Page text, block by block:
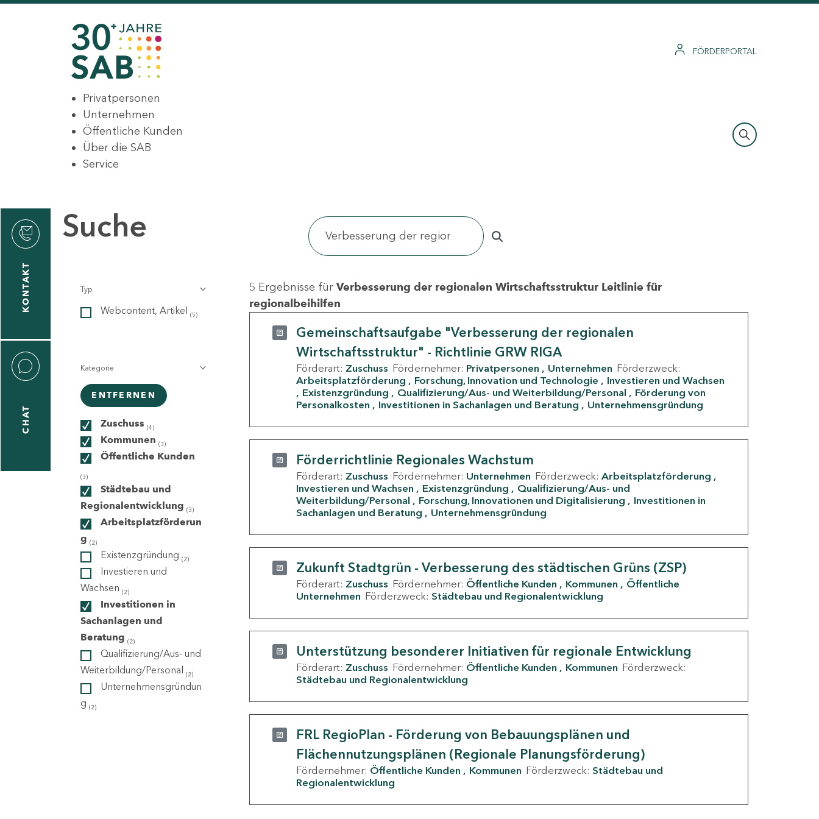
FÖRDERPORTAL
Privatpersonen
Unternehmen
Öffentliche Kunden
Über die SAB
Service
KONTAKT
CHAT
Suche
Typ
Webcontent, Artikel (5)
Kategorie
ENTFERNEN
Zuschuss (4)
Kommunen (3)
Öffentliche Kunden
(3)
Städtebau und
Regionalentwicklung (3)
Arbeitsplatzförderun
g (2)
Existenzgründung (2)
Investieren und
Wachsen (2)
Investitionen in
Sachanlagen und
Beratung (2)
Qualifizierung/Aus- und
Weiterbildung/Personal (2)
Unternehmensgründun
g (2)
5 Ergebnisse für Verbesserung der regionalen Wirtschaftsstruktur Leitlinie für
regionalbeihilfen
Gemeinschaftsaufgabe "Verbesserung der regionalen
Wirtschaftsstruktur" - Richtlinie GRW RIGA
Förderart: Zuschuss Fördernehmer: Privatpersonen Unternehmen Förderzweck:
Arbeitsplatzförderung
Forschung, Innovation und Technologie
Investieren und Wachsen
Existenzgründung
Qualifizierung/Aus- und Weiterbildung/Personal
Förderung von
Personalkosten
Investitionen in Sachanlagen und Beratung Unternehmensgründung
Förderrichtlinie Regionales Wachstum
Förderart: Zuschuss Fördernehmer: Unternehmen Förderzweck: Arbeitsplatzförderung
Investieren und Wachsen
Existenzgründung
Qualifizierung/Aus- und
Weiterbildung/Personal
Forschung, Innovationen und Digitalisierung
Investitionen in
Sachanlagen und Beratung
Unternehmensgründung
Zukunft Stadtgrün - Verbesserung des städtischen Grüns (ZSP)
Förderart: Zuschuss Fördernehmer: Öffentliche Kunden Kommunen
Öffentliche
Unternehmen Förderzweck: Städtebau und Regionalentwicklung
Unterstützung besonderer Initiativen für regionale Entwicklung
Förderart: Zuschuss Fördernehmer: Öffentliche Kunden Kommunen Förderzweck:
Städtebau und Regionalentwicklung
FRL RegioPlan - Förderung von Bebauungsplänen und
Flächennutzungsplänen (Regionale Planungsförderung)
Fördernehmer: Öffentliche Kunden Kommunen Förderzweck: Städtebau und
Regionalentwicklung